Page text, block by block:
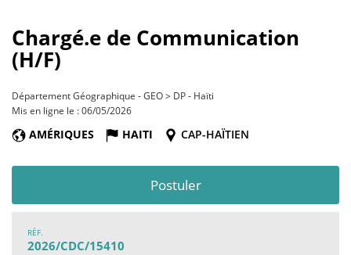
Chargé.e de Communication
(H/F)
Département Géographique - GEO > DP - Haïti
Mis en ligne le : 06/05/2026
AMÉRIQUES HAITI CAP-HAÏTIEN
Postuler
RÉF.
2026/CDC/15410